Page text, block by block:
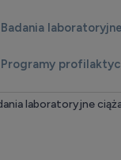
Badania laboratoryjne
Programy
laboratoryjne